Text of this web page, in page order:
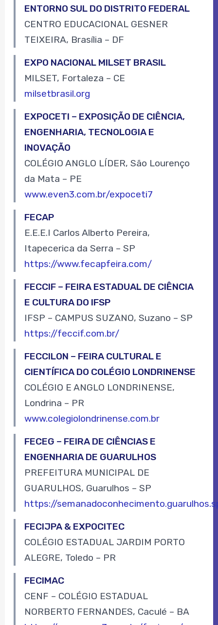
ENTORNO SUL DO DISTRITO FEDERAL
CENTRO EDUCACIONAL GESNER
TEIXEIRA, Brasília – DF
EXPO NACIONAL MILSET BRASIL
MILSET, Fortaleza – CE
milsetbrasil.org
EXPOCETI – EXPOSIÇÃO DE CIÊNCIA,
ENGENHARIA, TECNOLOGIA E
INOVAÇÃO
COLÉGIO ANGLO LÍDER, São Lourenço
da Mata – PE
www.even3.com.br/expoceti7
FECAP
E.E.E.I Carlos Alberto Pereira,
Itapecerica da Serra – SP
https://www.fecapfeira.com/
FECCIF – FEIRA ESTADUAL DE CIÊNCIA
E CULTURA DO IFSP
IFSP – CAMPUS SUZANO, Suzano – SP
https://feccif.com.br/
FECCILON – FEIRA CULTURAL E
CIENTÍFICA DO COLÉGIO LONDRINENSE
COLÉGIO E ANGLO LONDRINENSE,
Londrina – PR
www.colegiolondrinense.com.br
FECEG – FEIRA DE CIÊNCIAS E
ENGENHARIA DE GUARULHOS
PREFEITURA MUNICIPAL DE
GUARULHOS, Guarulhos – SP
https://
FECIJPA & EXPOCITEC
COLÉGIO ESTADUAL JARDIM PORTO
ALEGRE, Toledo – PR
FECIMAC
CENF – COLÉGIO ESTADUAL
NORBERTO FERNANDES, Caculé – BA